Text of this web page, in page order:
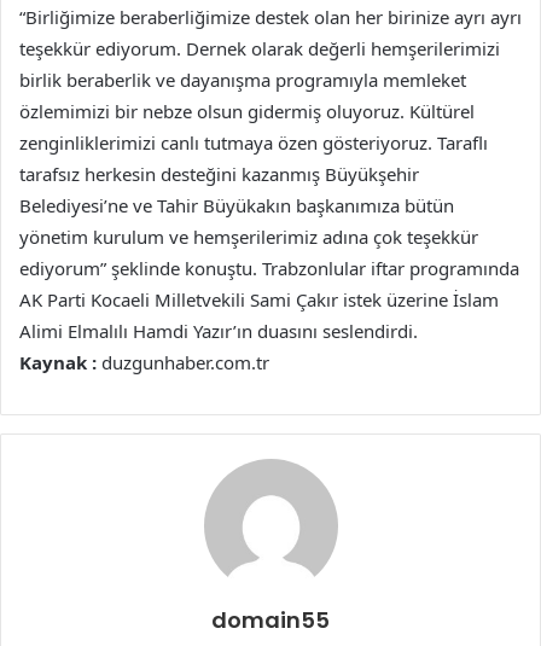
“Birliğimize beraberliğimize destek olan her birinize ayrı ayrı
teşekkür ediyorum. Dernek olarak değerli hemşerilerimizi
birlik beraberlik ve dayanışma programıyla memleket
özlemimizi bir nebze olsun gidermiş oluyoruz. Kültürel
zenginliklerimizi canlı tutmaya özen gösteriyoruz. Taraflı
tarafsız herkesin desteğini kazanmış Büyükşehir
Belediyesi’ne ve Tahir Büyükakın başkanımıza bütün
yönetim kurulum ve hemşerilerimiz adına çok teşekkür
ediyorum” şeklinde konuştu. Trabzonlular iftar programında
AK Parti Kocaeli Milletvekili Sami Çakır istek üzerine İslam
Alimi Elmalılı Hamdi Yazır’ın duasını seslendirdi.
Kaynak : duzgunhaber.com.tr
domain55